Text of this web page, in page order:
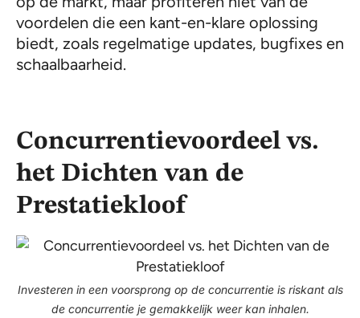
voordelen die een kant-en-klare oplossing
biedt, zoals regelmatige updates, bugfixes en
schaalbaarheid.
Concurrentievoordeel vs.
het Dichten van de
Prestatiekloof
Investeren in een voorsprong op de concurrentie is riskant als
de concurrentie je gemakkelijk weer kan inhalen.